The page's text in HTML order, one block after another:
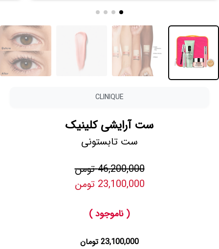
CLINIQUE
ست آرایشی کلینیک
ست تابستونی
46,200,000 تومن
23,100,000 تومن
( ناموجود )
23,100,000 تومان